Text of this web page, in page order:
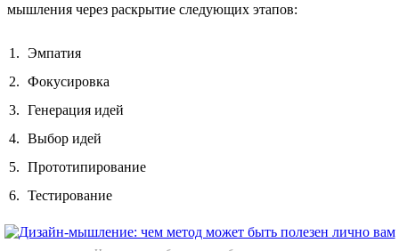
мышления через раскрытие следующих этапов:
Эмпатия
Фокусировка
Генерация идей
Выбор идей
Прототипирование
Тестирование